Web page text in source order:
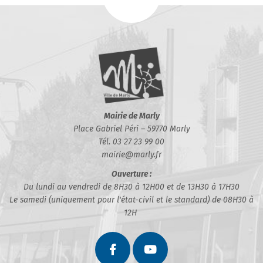
Mairie de Marly
Place Gabriel Péri – 59770 Marly
Tél. 03 27 23 99 00
mairie@marly.fr
Ouverture :
Du lundi au vendredi de 8H30 à 12H00 et de 13H30 à 17H30
Le samedi (uniquement pour l'état-civil et le standard) de 08H30 à
12H